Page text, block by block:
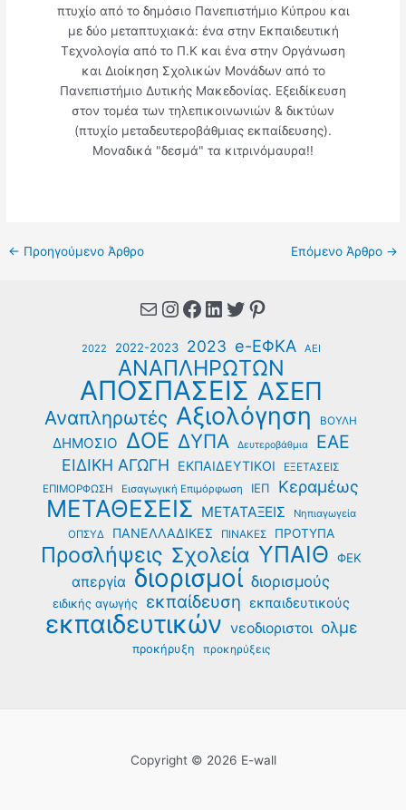
πτυχίο από το δημόσιο Πανεπιστήμιο Κύπρου και
με δύο μεταπτυχιακά: ένα στην Εκπαιδευτική
Τεχνολογία από το Π.Κ και ένα στην Οργάνωση
και Διοίκηση Σχολικών Μονάδων από το
Πανεπιστήμιο Δυτικής Μακεδονίας. Εξειδίκευση
στον τομέα των τηλεπικοινωνιών & δικτύων
(πτυχίο μεταδευτεροβάθμιας εκπαίδευσης).
Μοναδικά "δεσμά" τα κιτρινόμαυρα!!
← Προηγούμενο Άρθρο Επόμενο Άρθρο →
MailInstagram
Facebook
Linkedin
Twitter
Pinterest
2022 2022-2023 2023 e-ΕΦΚΑ ΑΕΙ
ΑΝΑΠΛΗΡΩΤΩΝ
ΑΠΟΣΠΑΣΕΙΣ ΑΣΕΠ
Αναπληρωτές Αξιολόγηση ΒΟΥΛΗ
ΔΗΜΟΣΙΟ ΔΟΕ ΔΥΠΑ Δευτεροβάθμια ΕΑΕ
ΕΙΔΙΚΗ ΑΓΩΓΗ ΕΚΠΑΙΔΕΥΤΙΚΟΙ ΕΞΕΤΑΣΕΙΣ
ΕΠΙΜΟΡΦΩΣΗ Εισαγωγική Επιμόρφωση ΙΕΠ Κεραμέως
ΜΕΤΑΘΕΣΕΙΣ ΜΕΤΑΤΑΞΕΙΣ
Νηπιαγωγεία
ΟΠΣΥΔ
ΠΑΝΕΛΛΑΔΙΚΕΣ ΠΙΝΑΚΕΣ ΠΡΟΤΥΠΑ
Προσλήψεις Σχολεία ΥΠΑΙΘ ΦΕΚ
απεργία διορισμοί διορισμούς
ειδικής αγωγής εκπαίδευση εκπαιδευτικούς
εκπαιδευτικών νεοδιοριστοι ολμε
προκήρυξη προκηρύξεις
Copyright © 2026 E-wall